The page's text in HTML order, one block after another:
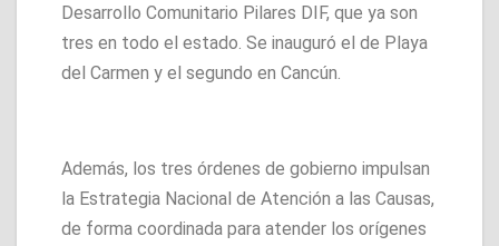
Desarrollo Comunitario Pilares DIF, que ya son
tres en todo el estado. Se inauguró el de Playa
del Carmen y el segundo en Cancún.
Además, los tres órdenes de gobierno impulsan
la Estrategia Nacional de Atención a las Causas,
de forma coordinada para atender los orígenes